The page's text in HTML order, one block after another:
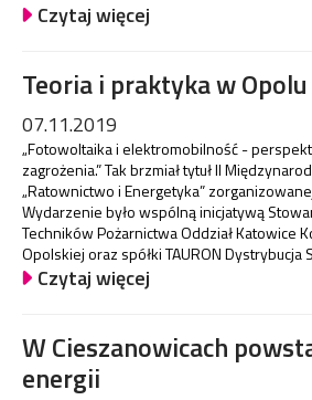
Czytaj więcej
Teoria i praktyka w Opolu
07.11.2019
„Fotowoltaika i elektromobilność -
zagrożenia.” Tak brzmiał tytuł II
„Ratownictwo i Energetyka”
Wydarzenie było wspólną inicjatywą
Techników Pożarnictwa Oddział Katowice
Opolskiej oraz spółki TAURON Dystrybucja
Czytaj więcej
W Cieszanowicach
energii